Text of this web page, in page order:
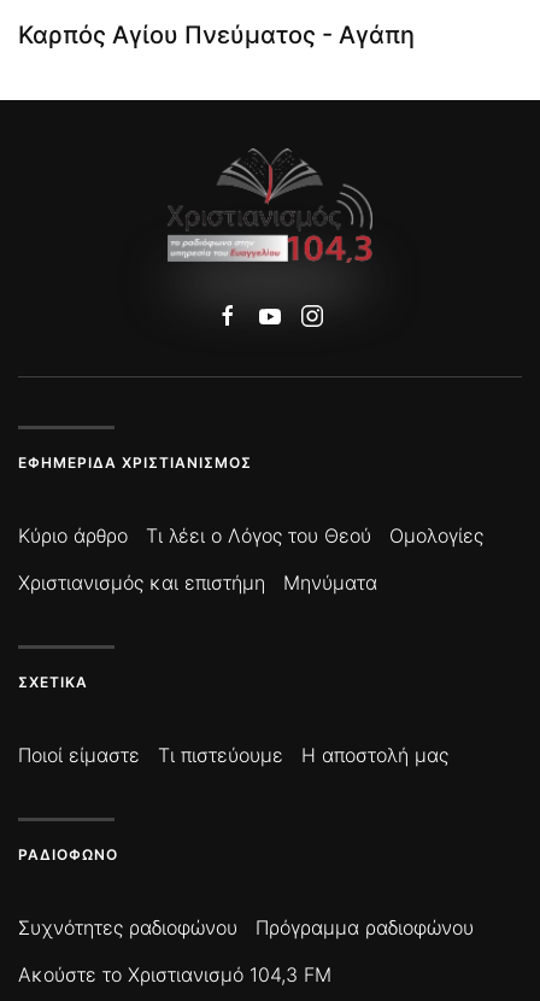
Καρπός Αγίου Πνεύματος - Αγάπη
ΕΦΗΜΕΡΊΔΑ ΧΡΙΣΤΙΑΝΙΣΜΌΣ
Κύριο άρθρο Τι λέει ο Λόγος του Θεού
Ομολογίες
Χριστιανισμός και επιστήμη
Μηνύματα
ΣΧΕΤΙΚΆ
Ποιοί είμαστε Τι πιστεύουμε Η αποστολή μας
ΡΑΔΙΌΦΩΝΟ
Συχνότητες ραδιοφώνου
Πρόγραμμα ραδιοφώνου
Ακούστε το Χριστιανισμό 104,3 FM